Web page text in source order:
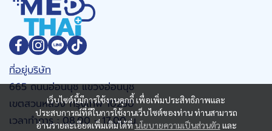
เว็บไซต์นี้มีการใช้งานคุกกี้ เพื่อเพิ่มประสิทธิภาพและ
ประสบการณ์ที่ดีในการใช้งานเว็บไซต์ของท่าน ท่านสามารถ
อ่านรายละเอียดเพิ่มเติมได้ที่นโยบายความเป็นส่วนตัว และ
ที่อยู่บริษัท
665 ถนนอ่อนนุช แขวงอ่อนนุช
เขตสวนหลวง กรุงเทพ 10250
เวลาทำการ : 08.00 - 17.00 น.